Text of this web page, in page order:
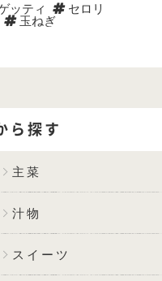
ッティ
セロリ
玉ねぎ
ら探す
主菜
汁物
スイーツ